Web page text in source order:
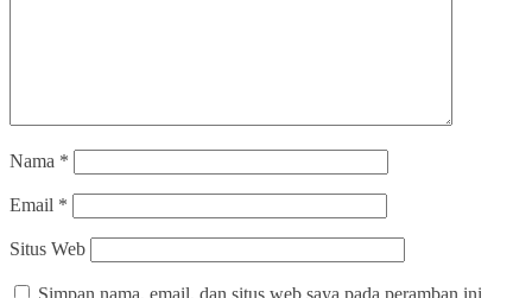
Nama *
Email *
Situs Web
Simpan nama, email, dan situs web saya pada peramban ini